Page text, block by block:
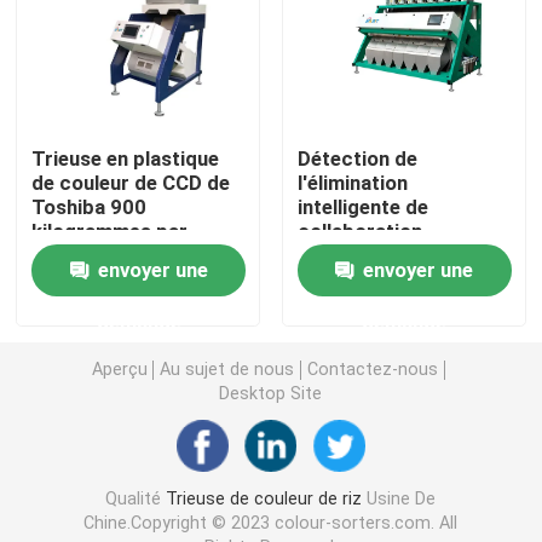
Trieuse de couleur d'épice
Trieuse Nuts de couleur
trieuse en plastique de couleur
trieuse de couleur de thé
Trieuse de couleur de ceinture
Trieuse infrarouge
Trieuse en plastique
de couleur de CCD de
Toshiba 900
kilogrammes par
heure avec le filtre de
SMC
envoyer une
Détection de
l'élimination
intelligente de
collaboration
d'individu de trieuse
de couleur de thé de
technologie
envoyer une
Aperçu Au sujet de nous
Contactez-nous
Desktop Site
Qualité Trieuse de couleur de riz Usine De
Chine.Copyright © 2023 colour-sorters.com. All